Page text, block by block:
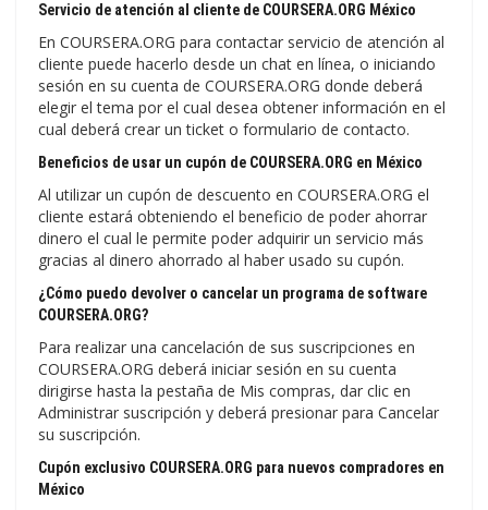
Servicio de atención al cliente de COURSERA.ORG México
En COURSERA.ORG para contactar servicio de atención al
cliente puede hacerlo desde un chat en línea, o iniciando
sesión en su cuenta de COURSERA.ORG donde deberá
elegir el tema por el cual desea obtener información en el
cual deberá crear un ticket o formulario de contacto.
Beneficios de usar un cupón de COURSERA.ORG en México
Al utilizar un cupón de descuento en COURSERA.ORG el
cliente estará obteniendo el beneficio de poder ahorrar
dinero el cual le permite poder adquirir un servicio más
gracias al dinero ahorrado al haber usado su cupón.
¿Cómo puedo devolver o cancelar un programa de software
COURSERA.ORG?
Para realizar una cancelación de sus suscripciones en
COURSERA.ORG deberá iniciar sesión en su cuenta
dirigirse hasta la pestaña de Mis compras, dar clic en
Administrar suscripción y deberá presionar para Cancelar
su suscripción.
Cupón exclusivo COURSERA.ORG para nuevos compradores en
México